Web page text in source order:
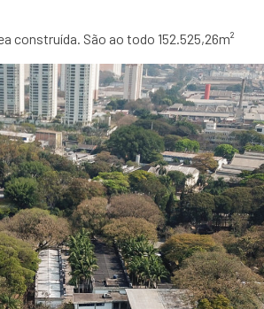
construída. São ao todo 152.525,26m²